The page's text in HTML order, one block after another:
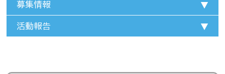
募集情報
活動報告